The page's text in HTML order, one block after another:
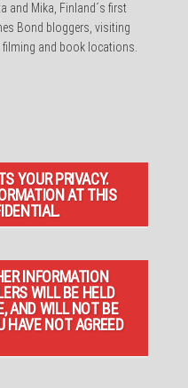
and Mika, Finland´s first
Bond bloggers, visiting
filming and book locations.
YOUR PRIVACY.
AT THIS
INFORMATION
WILL BE HELD
AND WILL NOT BE
HAVE NOT AGREED